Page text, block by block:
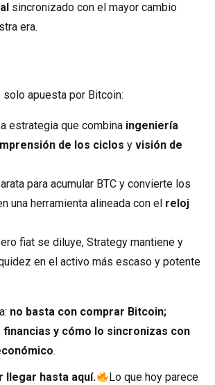
sincronizado con el mayor cambio
era.
solo apuesta por Bitcoin:
estrategia que combina ingeniería
de los ciclos y visión de
para acumular BTC y convierte los
una herramienta alineada con el reloj
fiat se diluye, Strategy mantiene y
en el activo más escaso y potente
no basta con comprar Bitcoin;
y cómo lo sincronizas con
.
llegar hasta aquí.
Lo que hoy parece